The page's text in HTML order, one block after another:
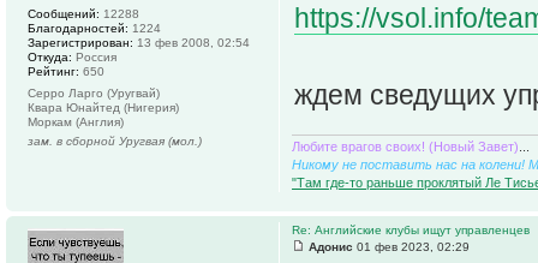
https://vsol.info/
ждем сведущих
Любите врагов своих! (Новый Завет)
Никому не поставить нас на колени!
"Там где-то раньше проклятый Ле
Сообщений: 12288
Благодарностей: 1224
Зарегистрирован: 13 фев 2008, 02:54
Откуда: Россия
Рейтинг: 650
Серро Ларго (Уругвай)
Квара Юнайтед (Нигерия)
Моркам (Англия)
зам. в сборной Уругвая (мол.)
Re: Английские клубы ищут управленцев
Адонис 01 фев 2023, 02:29